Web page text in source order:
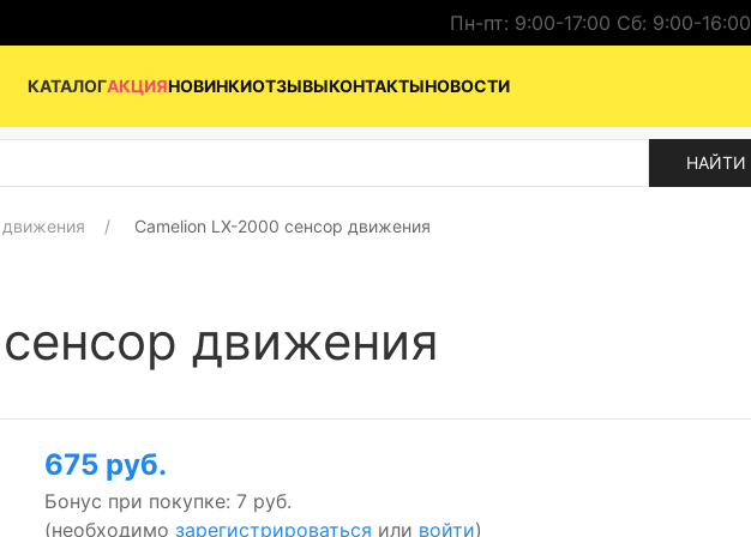
Пн-пт: 9:00-17:00 Cб: 9:00-16:00
КАТАЛОГАКЦИЯНОВИНКИОТЗЫВЫКОНТАКТЫНОВОСТИ
Camelion LX-2000 сенсор движения
движения
675 руб.
Бонус при покупке: 7 руб.
(необходимозарегистрироваться или войти)